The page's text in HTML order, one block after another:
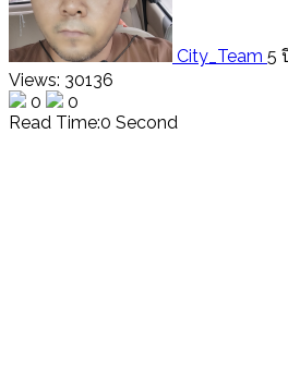
City_Team 5
Views: 30136
0
0
Read Time:0 Second